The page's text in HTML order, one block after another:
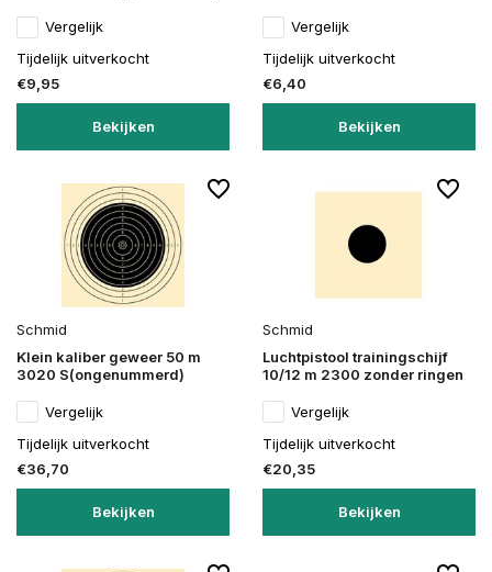
Vergelijk
Tijdelijk uitverkocht
€9,95
Bekijken
Vergelijk
Tijdelijk uitverkocht
€6,40
Bekijken
Schmid
Klein kaliber geweer 50 m
3020 S(ongenummerd)
Vergelijk
Tijdelijk uitverkocht
€36,70
Bekijken
Schmid
Luchtpistool trainingschijf
10/12 m 2300 zonder ringen
Vergelijk
Tijdelijk uitverkocht
€20,35
Bekijken